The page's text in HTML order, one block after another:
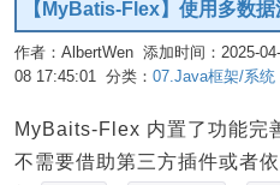
【MyBatis-Flex】使用多数据
作者：AlbertWen 添加时间：2025-
08 17:45:01 分类： 07.Java框架/系统
MyBaits-Flex 内置了功能完
不需要借助第三方插件或者